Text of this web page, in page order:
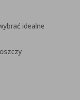
idealne